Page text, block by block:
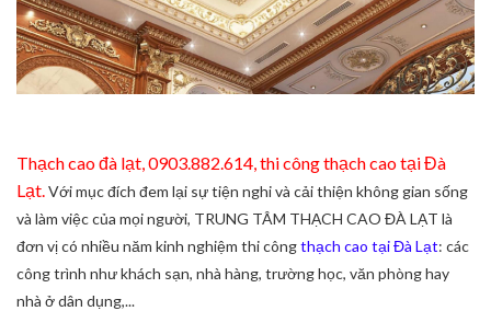
Thạch cao đà lạt, 0903.882.614, thi công thạch cao tại Đà
Lạt.Với mục đích đem lại sự tiện nghi và cải thiện không gian sống
và làm việc của mọi người, TRUNG TÂM THẠCH CAO ĐÀ LẠT là
đơn vị có nhiều năm kinh nghiệm thi côngthạch cao tại Đà Lạt: các
công trình như khách sạn, nhà hàng, trường học, văn phòng hay
nhà ở dân dụng,...